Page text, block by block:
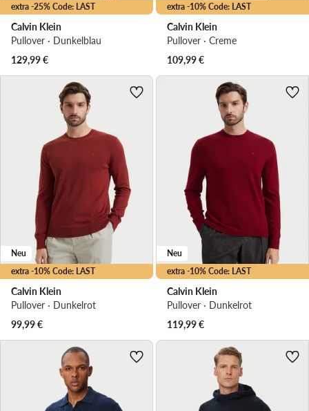
extra -25% Code: LAST
Calvin Klein
Pullover · Dunkelblau
129,99€
extra -10% Code: LAST
Calvin Klein
Pullover · Creme
109,99€
extra -10% Code: LAST
Neu
Calvin Klein
Pullover · Dunkelrot
99,99€
extra -10% Code: LAST
Neu
Calvin Klein
Pullover · Dunkelrot
119,99€